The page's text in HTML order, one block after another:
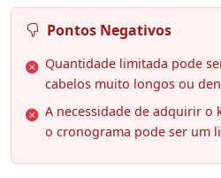
Pontos Negativos
Quantidade limitada pode
cabelos muito longos ou
A necessidade de adquirir
o cronograma pode ser um